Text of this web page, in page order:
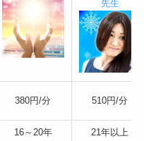
先生
380円/分 510円/分
16～20年 21年以上